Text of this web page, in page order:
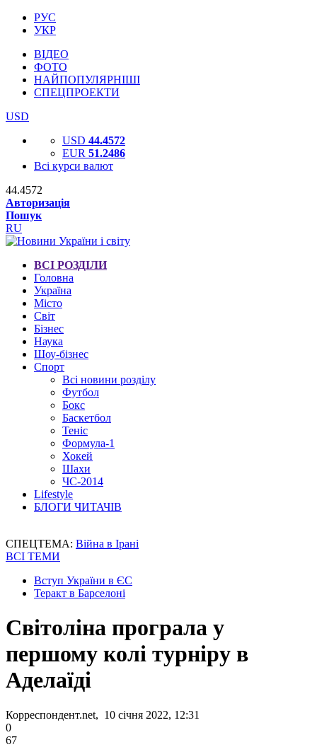
РУС
УКР
ВІДЕО
ФОТО
НАЙПОПУЛЯРНІШІ
СПЕЦПРОЕКТИ
USD
USD 44.4572
EUR 51.2486
Всі курси валют
44.4572
Авторизація
Пошук
RU
ВСІ РОЗДІЛИ
Головна
Україна
Місто
Світ
Бізнес
Наука
Шоу-бізнес
Спорт
Всі новини розділу
Футбол
Бокс
Баскетбол
Теніс
Формула-1
Хокей
Шахи
ЧС-2014
Lifestyle
БЛОГИ ЧИТАЧІВ
СПЕЦТЕМА: Війна в Ірані
ВСІ ТЕМИ
Вступ України в ЄС
Теракт в Барселоні
Світоліна програла у
першому колі турніру в
Аделаїді
Корреспондент.net, 10 січня 2022, 12:31
0
67